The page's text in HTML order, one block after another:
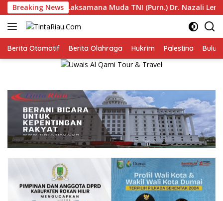
Langsung
ke
konten
Breaking News
Laksamana Muda TNI (Purn.) Dr. Nazali Lempo Layak
Berita Otomotif Berita Olahraga Hukrim Palestina